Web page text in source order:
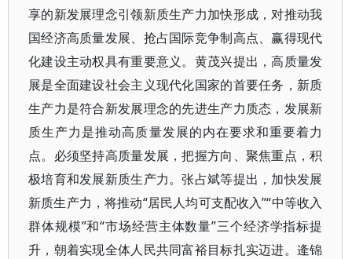
享的新发展理念引领新质生产力加快形成，对推动我
国经济高质量发展、抢占国际竞争制高点、赢得现代
化建设主动权具有重要意义。黄茂兴提出，高质量发
展是全面建设社会主义现代化国家的首要任务，新质
生产力是符合新发展理念的先进生产力质态，发展新
质生产力是推动高质量发展的内在要求和重要着力
点。必须坚持高质量发展，把握方向、聚焦重点，积
极培育和发展新质生产力。张占斌等提出，加快发展
新质生产力，将推动“居民人均可支配收入”“中等收入
群体规模”和“市场经营主体数量”三个经济学指标提
升，朝着实现全体人民共同富裕目标扎实迈进。逄锦